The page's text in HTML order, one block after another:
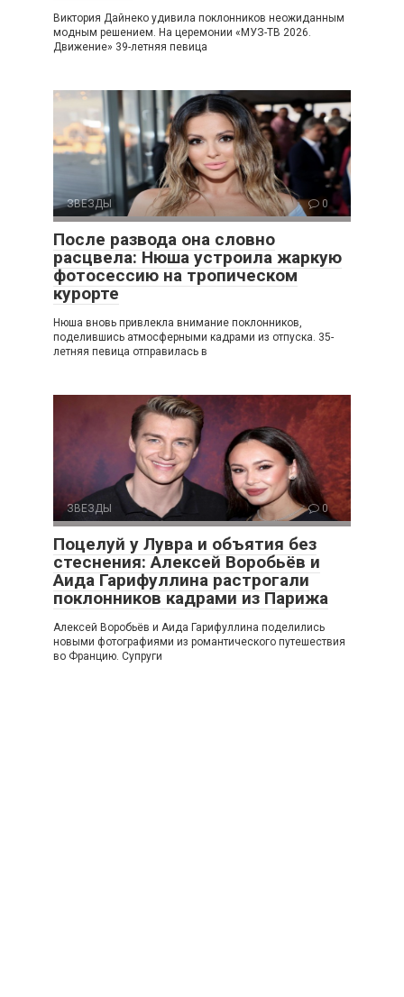
Виктория Дайнеко удивила поклонников неожиданным
модным решением. На церемонии «МУЗ-ТВ 2026.
Движение» 39-летняя певица
ЗВЕЗДЫ 0
После развода она словно
расцвела: Нюша устроила жаркую
фотосессию на тропическом
курорте
Нюша вновь привлекла внимание поклонников,
поделившись атмосферными кадрами из отпуска. 35-
летняя певица отправилась в
ЗВЕЗДЫ 0
Поцелуй у Лувра и объятия без
стеснения: Алексей Воробьёв и
Аида Гарифуллина растрогали
поклонников кадрами из Парижа
Алексей Воробьёв и Аида Гарифуллина поделились
новыми фотографиями из романтического путешествия
во Францию. Супруги